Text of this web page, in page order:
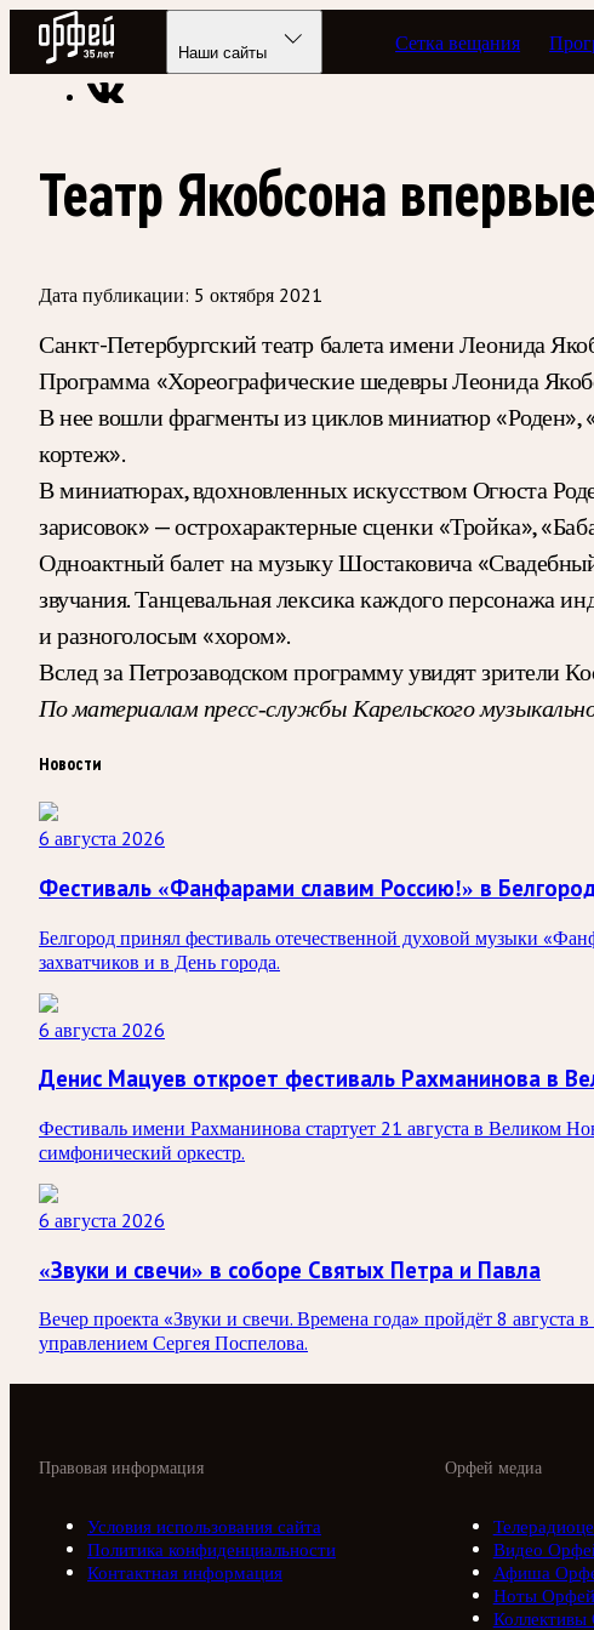
Радио Орфей
Наши сайты Сетка вещания
Радио классической музыки «Орфей» Новости
Театр Якобсона
Дата публикации: 5 октября 2021
Санкт-Петербургский театр балета имени Леонида
Программа «Хореографические шедевры Леонида
В нее вошли фрагменты из циклов миниатюр «Роден»,
кортеж».
В миниатюрах, вдохновленных искусством Огюста
зарисовок» — острохарактерные сценки «Тройка»,
Одноактный балет на музыку Шостаковича
звучания. Танцевальная лексика каждого персонажа
и разноголосым «хором».
Вслед за Петрозаводском программу увидят зрители
По материалам пресс-службы Карельского
Новости
6 августа 2026
Фестиваль «Фанфарами славим Россию!» в
Белгород принял фестиваль отечественной духовой музыки
захватчиков и в День города.
6 августа 2026
Денис Мацуев откроет фестиваль Рахманинова в
Фестиваль имени Рахманинова стартует 21 августа в Великом
симфонический оркестр.
6 августа 2026
«Звуки и свечи» в соборе Святых Петра и Павла
Вечер проекта «Звуки и свечи. Времена года» пройдёт 8
управлением Сергея Поспелова.
Орфей медиа
Видео
Афиша
Ноты Орфей
Правовая информация
Условия использования сайта
Политика конфиденциальности
Контактная информация